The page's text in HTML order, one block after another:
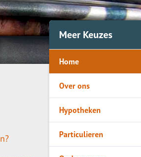
Een zieke ondernemer
Omzetverlies
Pensioen
Meer Keuzes
Home
Over ons
Hypotheken
Particulieren